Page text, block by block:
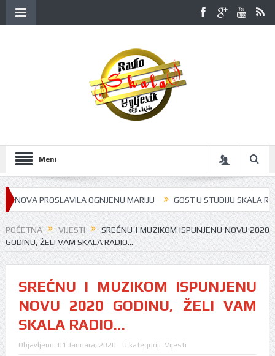
Meni
PROSLAVILA OGNJENU MARIJU GOST U STUDIJU SKALA
POČETNA VIJESTI
SREĆNU I MUZIKOM ISPUNJENU NOVU 2020
GODINU, ŽELI VAM SKALA RADIO…
SREĆNU I MUZIKOM ISPUNJENU
NOVU 2020 GODINU, ŽELI VAM
SKALA RADIO…
Objavljeno: 01 Januara, 2020 U kategoriji: Vijesti